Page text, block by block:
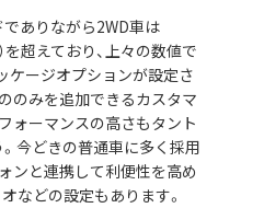
ありながら2WD車は
を超えており、上々の数値で
ケージオプションが設定さ
のみを追加できるカスタマ
ォーマンスの高さもタント
今どきの普通車に多く採用
ンと連携して利便性を高め
などの設定もあります。